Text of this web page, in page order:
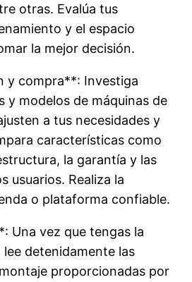
otras. Evalúa tus
y el espacio
la mejor decisión.
y compra**: Investiga
y modelos de máquinas de
a tus necesidades y
características como
la garantía y las
usuarios. Realiza la
o plataforma confiable.
Una vez que tengas la
lee detenidamente las
proporcionadas por